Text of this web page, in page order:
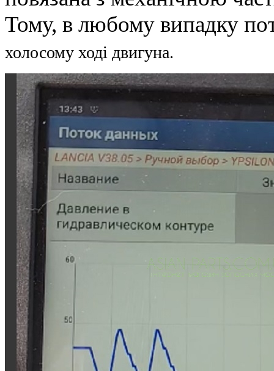
Тому, в любому випадку
холосому ході двигуна.